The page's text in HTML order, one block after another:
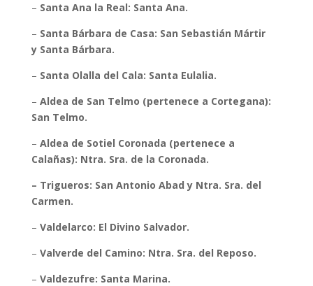
– Santa Ana la Real: Santa Ana.
– Santa Bárbara de Casa: San Sebastián Mártir
y Santa Bárbara.
– Santa Olalla del Cala: Santa Eulalia.
– Aldea de San Telmo (pertenece a Cortegana):
San Telmo.
– Aldea de Sotiel Coronada (pertenece a
Calañas): Ntra. Sra. de la Coronada.
– Trigueros: San Antonio Abad y Ntra. Sra. del
Carmen.
– Valdelarco: El Divino Salvador.
– Valverde del Camino: Ntra. Sra. del Reposo.
– Valdezufre: Santa Marina.